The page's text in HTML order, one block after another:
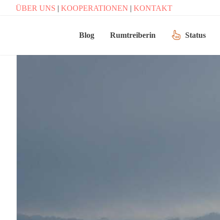
ÜBER UNS | KOOPERATIONEN | KONTAKT
Blog Rumtreiberin Status